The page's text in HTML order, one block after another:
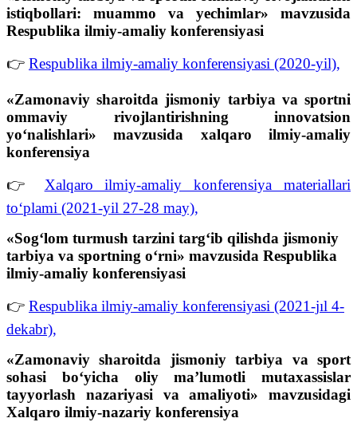
istiqbollari: muammo va yechimlar» mavzusida
Respublika ilmiy-amaliy konferensiyasi
👉 Respublika ilmiy-amaliy konferensiyasi (2020-yil),
«Zamonaviy sharoitda jismoniy tarbiya va sportni
ommaviy rivojlantirishning innovatsion
yo‘nalishlari» mavzusida xalqaro ilmiy-amaliy
konferensiya
👉 Xalqaro ilmiy-amaliy konferensiya materiallari
to‘plami (2021-yil 27-28 may),
«Sog‘lom turmush tarzini targ‘ib qilishda jismoniy
tarbiya va sportning o‘rni» mavzusida Respublika
ilmiy-amaliy konferensiyasi
👉 Respublika ilmiy-amaliy konferensiyasi (2021-jıl 4-
dekabr),
«Zamonaviy sharoitda jismoniy tarbiya va sport
sohasi bo‘yicha oliy ma’lumotli mutaxassislar
tayyorlash nazariyasi va amaliyoti» mavzusidagi
Xalqaro ilmiy-nazariy konferensiya